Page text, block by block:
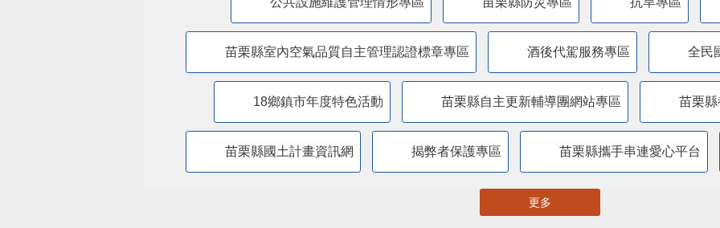
苗栗縣室內空氣品質自主管理認證標章專區 酒後代駕服務專區 全民
18鄉鎮市年度特色活動 苗栗縣自主更新輔導團網站專區 苗栗
苗栗縣國土計畫資訊網 揭弊者保護專區 苗栗縣攜手串連愛心平台
更多